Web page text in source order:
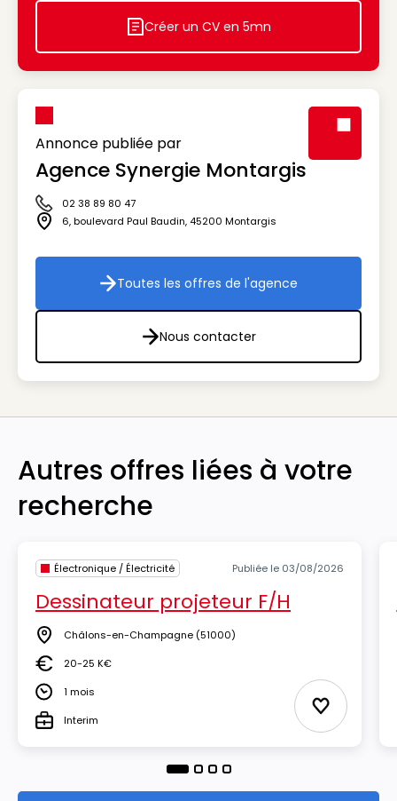
Icon decorative
Créer un CV en 5mn
Annonce publiée par
Agence Synergie Montargis
Icône téléphone
02 38 89 80 47
Icône adresse
6, boulevard Paul Baudin, 45200 Montargis
Toutes les offres de l'agence
Toutes les offres de l'agence
Nous contacter
Nous contacter
Autres offres liées à votre
recherche
Électronique / Électricité Publiée le 03/08/2026
Dessinateur projeteur F/H
Lieu Châlons-en-Champagne (51000)
Salaire20-25 K€
Durée1 mois
TypeInterim Ajouter